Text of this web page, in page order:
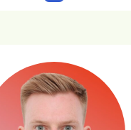
Jonathan Lawrenz
Management
28.05.2001